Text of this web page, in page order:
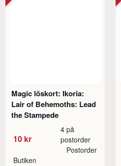
Magic löskort: Ikoria:
Lair of Behemoths: Lead
the Stampede
10 kr
4 på
postorder
Butiken
Postorder